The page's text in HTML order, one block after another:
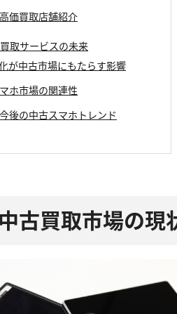
価買取店舗紹介
取サービスの未来
が中古市場にもたらす影響
ホ市場の関連性
後の中古スマホトレンド
古買取市場の現